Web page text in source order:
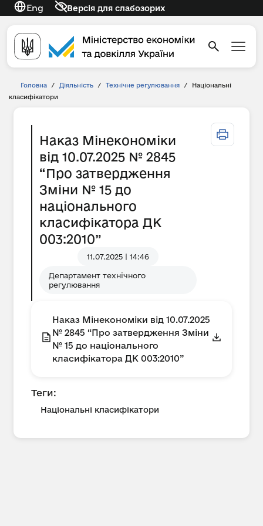
Eng Версія для слабозорих
Головна / Діяльність / Технічне регулювання /
Національні
класифікатори
Наказ Мінекономіки
від 10.07.2025 № 2845
“Про затвердження
Зміни № 15 до
національного
класифікатора ДК
003:2010”
11.07.2025 | 14:46
Департамент технічного
регулювання
Наказ Мінекономіки від 10.07.2025
№ 2845 “Про затвердження Зміни
№ 15 до національного
класифікатора ДК 003:2010”
Теги:
Національні класифікатори